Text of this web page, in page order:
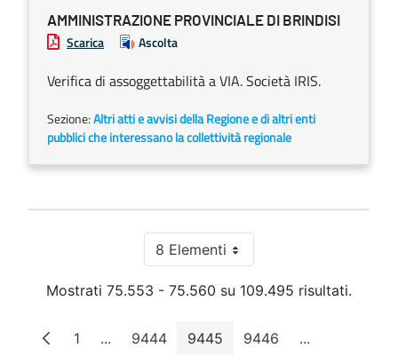
AMMINISTRAZIONE PROVINCIALE DI BRINDISI
Scarica Ascolta
Verifica di assoggettabilità a VIA. Società IRIS.
Sezione:Altri atti e avvisi della Regione e di altri enti
pubblici che interessano la collettività regionale
8 ElementiPer pagina
Mostrati 75.553 - 75.560 su 109.495 risultati.
Pagina
1 ...Pagine intermedie
Pagina
9444 Pagina
9445 Pagina
9446 ...Pagine